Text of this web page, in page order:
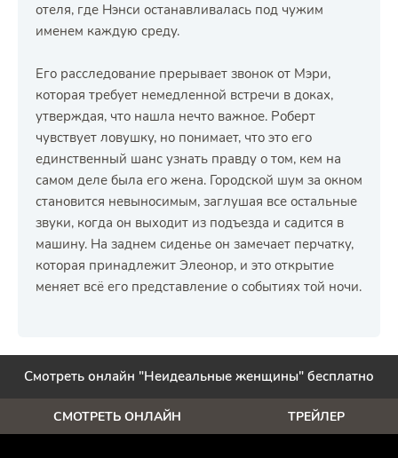
отеля, где Нэнси останавливалась под чужим
именем каждую среду.
Его расследование прерывает звонок от Мэри,
которая требует немедленной встречи в доках,
утверждая, что нашла нечто важное. Роберт
чувствует ловушку, но понимает, что это его
единственный шанс узнать правду о том, кем на
самом деле была его жена. Городской шум за окном
становится невыносимым, заглушая все остальные
звуки, когда он выходит из подъезда и садится в
машину. На заднем сиденье он замечает перчатку,
которая принадлежит Элеонор, и это открытие
меняет всё его представление о событиях той ночи.
Смотреть онлайн "Неидеальные женщины" бесплатно
СМОТРЕТЬ ОНЛАЙН ТРЕЙЛЕР